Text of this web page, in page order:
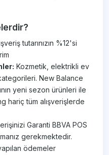
tutarınızın %12'si
Kozmetik, elektrikli ev
New Balance
yeni sezon ürünleri ile
hariç tüm alışverişlerde
Garanti BBVA POS
gerekmektedir.
ödemeler